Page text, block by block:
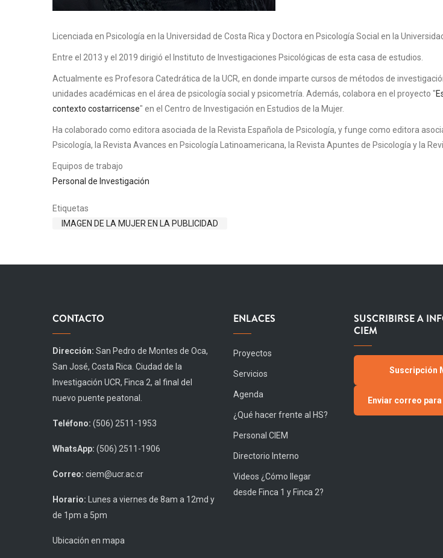
Body
Licenciada en Psicología en la Universidad de Costa Rica y Doctora en Psicología Social en la
Entre el 2013 y el 2019 dirigió el Instituto de Investigaciones Psicológicas de esta casa de estudios.
Actualmente es Profesora Catedrática de la UCR, en donde imparte cursos de métodos de
unidades académicas en el área de psicología social y psicometría. Además, colabora en el proyecto "
contexto costarricense" en el Centro de Investigación en Estudios de la Mujer.
Ha colaborado como editora asociada de la Revista Española de Psicología, y funge como editora
Psicología, la Revista Avances en Psicología Latinoamericana, la Revista Apuntes de Psicología y la
Equipos de trabajo
Personal de Investigación
Etiquetas
IMAGEN DE LA MUJER EN LA PUBLICIDAD
CONTACTO
Dirección: San Pedro de Montes de Oca,
San José, Costa Rica. Ciudad de la
Investigación UCR, Finca 2, al final del
nuevo puente peatonal.
Teléfono: (506) 2511-1953
WhatsApp: (506) 2511-1906
Correo: ciem@ucr.ac.cr
Horario: Lunes a viernes de 8am a 12md y
de 1pm a 5pm
Ubicación en mapa
ENLACES
Proyectos
Servicios
Agenda
¿Qué hacer frente al HS?
Personal CIEM
Directorio Interno
Videos ¿Cómo llegar
desde Finca 1 y Finca 2?
SUSCRIBIRSE A
CIEM
Suscripción
Enviar correo